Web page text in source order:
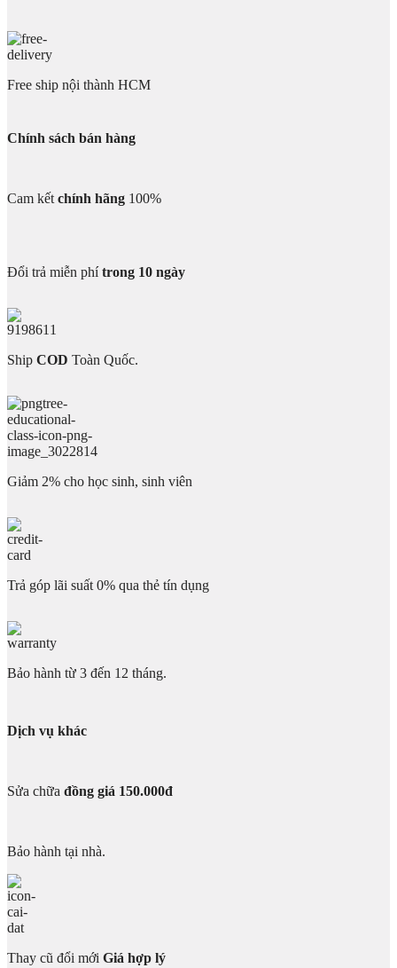
Free ship nội thành HCM
Chính sách bán hàng
Cam kết chính hãng 100%
Đổi trả miễn phítrong 10 ngày
Ship COD Toàn Quốc.
Giảm 2% cho học sinh, sinh viên
Trả góp lãi suất 0% qua thẻ tín dụng
Bảo hành từ 3 đến 12 tháng.
Dịch vụ khác
Sửa chữa đồng giá 150.000đ
Bảo hành tại nhà.
Thay cũ đổi mới Giá hợp lý